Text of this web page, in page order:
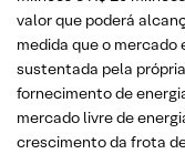
valor que poderá
medida que o mercado
sustentada pela
fornecimento de
mercado livre de
crescimento da frota